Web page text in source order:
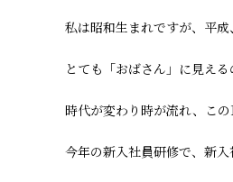
私は昭和生まれですが、平
とても「おばさん」に見え
時代が変わり時が流れ、この
今年の新入社員研修で、新入